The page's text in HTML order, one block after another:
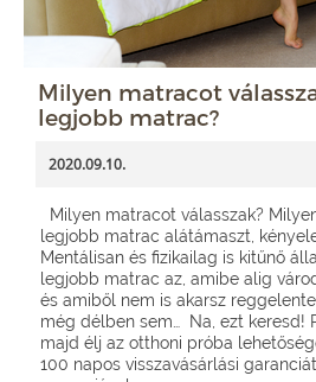
Milyen matracot
legjobb matrac?
2020.09.10.
Milyen matracot válasszak?
legjobb matrac alátámaszt,
Mentálisan és fizikailag is kitűnő
legjobb matrac az, amibe alig
és amiből nem is akarsz
még délben sem… Na, ezt keresd!
majd élj az otthoni próba
100 napos visszavásárlási